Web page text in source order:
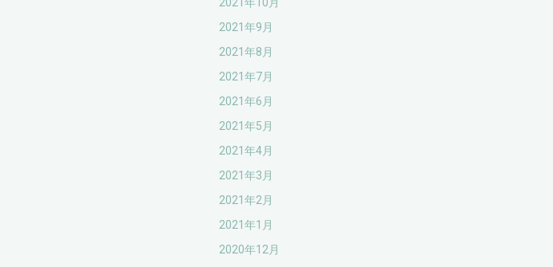
2021年9月
2021年8月
2021年7月
2021年6月
2021年5月
2021年4月
2021年3月
2021年2月
2021年1月
2020年12月